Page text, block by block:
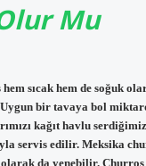
Mu
sıcak hem de soğuk
bir tavaya bol
kağıt havlu
servis edilir. Meksika
olarak da yenebilir.